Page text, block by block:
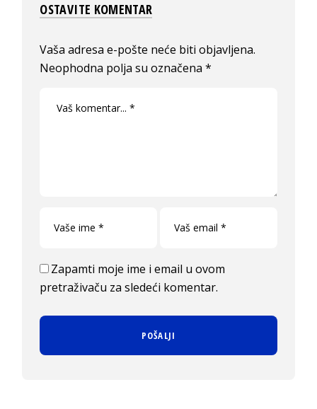
OSTAVITE KOMENTAR
Vaša adresa e-pošte neće biti objavljena.
Neophodna polja su označena*
Zapamti moje ime i email u ovom
pretraživaču za sledeći komentar.